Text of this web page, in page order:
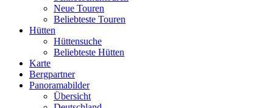
Neue Touren
Beliebteste Touren
Hütten
Hüttensuche
Beliebteste Hütten
Karte
Bergpartner
Panoramabilder
Übersicht